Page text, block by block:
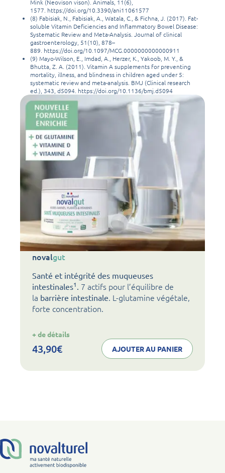
Mink (Neovison vison). Animals, 11(6),
1577. https://doi.org/10.3390/ani11061577
(8) Fabisiak, N., Fabisiak, A., Watala, C., & Fichna, J. (2017). Fat-
soluble Vitamin Deficiencies and Inflammatory Bowel Disease:
Systematic Review and Meta-Analysis. Journal of clinical
gastroenterology, 51(10), 878–
889. https://doi.org/10.1097/MCG.0000000000000911
(9) Mayo-Wilson, E., Imdad, A., Herzer, K., Yakoob, M. Y., &
Bhutta, Z. A. (2011). Vitamin A supplements for preventing
mortality, illness, and blindness in children aged under 5:
systematic review and meta-analysis. BMJ (Clinical research
ed.), 343, d5094. https://doi.org/10.1136/bmj.d5094
novalgut
Santé et intégrité des muqueuses
intestinales1. 7 actifs pour l’équilibre de
la barrière intestinale. L-glutamine végétale,
forte concentration.
+ de détails
43,90€ AJOUTER AU PANIER